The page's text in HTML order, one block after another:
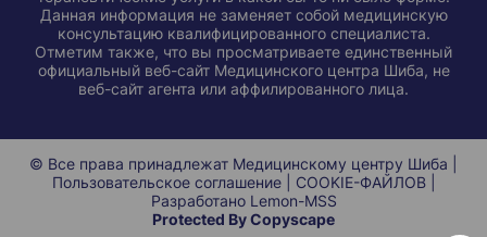
Данная информация не заменяет собой медицинскую
консультацию квалифицированного специалиста.
Отметим также, что вы просматриваете единственный
официальный веб-сайт Медицинского центра Шиба, не
веб-сайт агента или аффилированного лица.
© Все права принадлежат Медицинскому центру Шиба |
Пользовательское соглашение| COOKIE-ФАЙЛОВ|
Разработано Lemon-MSS
Protected By Copyscape